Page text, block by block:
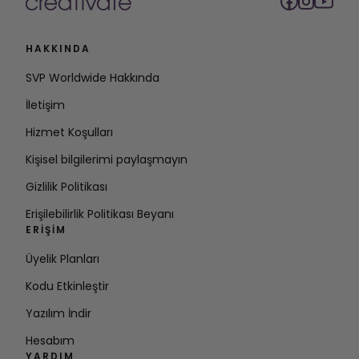
HAKKINDA
SVP Worldwide Hakkında
İletişim
Hizmet Koşulları
Kişisel bilgilerimi paylaşmayın
Gizlilik Politikası
Erişilebilirlik Politikası Beyanı
ERIŞIM
Üyelik Planları
Kodu Etkinleştir
Yazılım İndir
Hesabım
YARDIM